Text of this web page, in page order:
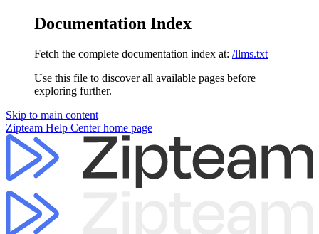
Documentation Index
Fetch the complete documentation index at: /llms.txt
Use this file to discover all available pages before
exploring further.
Skip to main content
Zipteam Help Centerhome page